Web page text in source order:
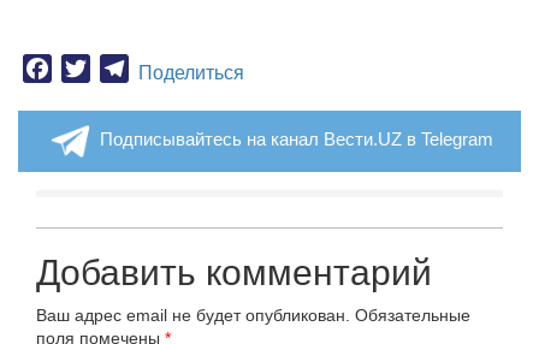
Facebook
TwitterTelegram
Поделиться
Подписывайтесь на канал Вести.UZ в Telegram
Добавить комментарий
Ваш адрес email не будет опубликован. Обязательные
поля помечены *